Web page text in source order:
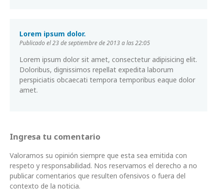
Lorem ipsum dolor.
Publicado el 23 de septiembre de 2013 a las 22:05
Lorem ipsum dolor sit amet, consectetur adipisicing elit.
Doloribus, dignissimos repellat expedita laborum
perspiciatis obcaecati tempora temporibus eaque dolor
amet.
Ingresa tu comentario
Valoramos su opinión siempre que esta sea emitida con
respeto y responsabilidad. Nos reservamos el derecho a no
publicar comentarios que resulten ofensivos o fuera del
contexto de la noticia.